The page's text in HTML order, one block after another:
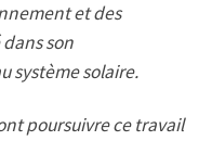
et des
son
système solaire.
poursuivre ce travail